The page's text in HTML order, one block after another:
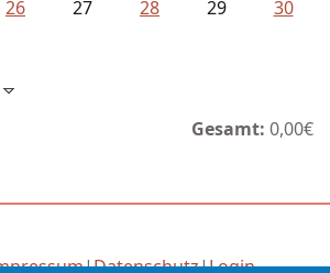
26 27 28 29
30
Gesamt: 0,00€
|Datenschutz|Login